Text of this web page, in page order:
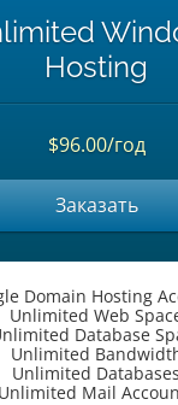
Hosting
$96.00/год
Заказать
Domain Hosting
Unlimited Web
Database
Unlimited
Unlimited Databases
Unlimited Mail